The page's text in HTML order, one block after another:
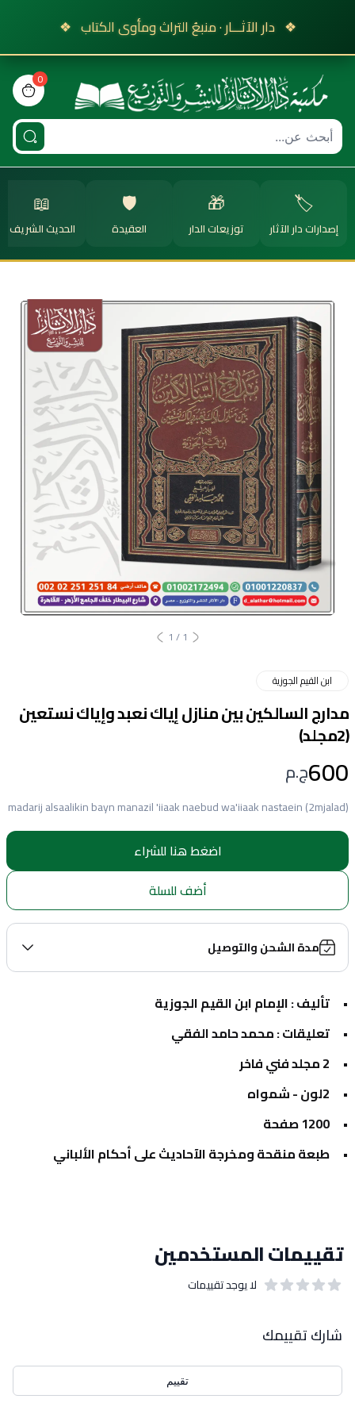
❖ دار الآثـــار · منبعُ التراث ومأوى الكتاب ❖
0
bag
🏷️
إصدارات دار الآثار
🎁
توزيعات الدار
🛡️
العقيدة
📖
الحديث الشريف
1
/
1
ابن القيم الجوزية
مدارج السالكين بين منازل إياك نعبد وإياك نستعين
(2مجلد)
600ج.م
madarij alsaalikin bayn manazil 'iiaak naebud wa'iiaak nastaein (2mjalad)
اضغط هنا للشراء
أضف للسلة
مدة الشحن والتوصيل
تأليف : الإمام ابن القيم الجوزية
تعليقات : محمد حامد الفقي
2 مجلد فني فاخر
2لون - شمواه
1200 صفحة
طبعة منقحة ومخرجة الآحاديث على أحكام الألباني
تقييمات المستخدمين
لا يوجد تقييمات
شارك تقييمك
تقييم